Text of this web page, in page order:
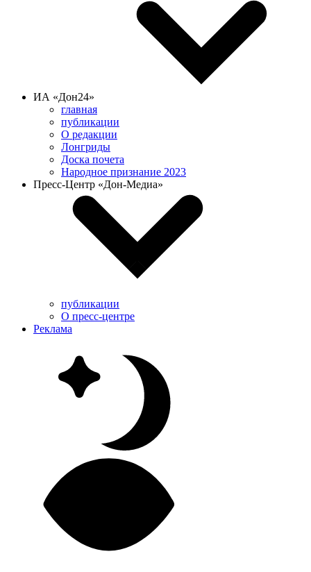
ИА «Дон24»
главная
публикации
О редакции
Лонгриды
Доска почета
Народное признание 2023
Пресс-Центр «Дон-Медиа»
публикации
О пресс-центре
Реклама